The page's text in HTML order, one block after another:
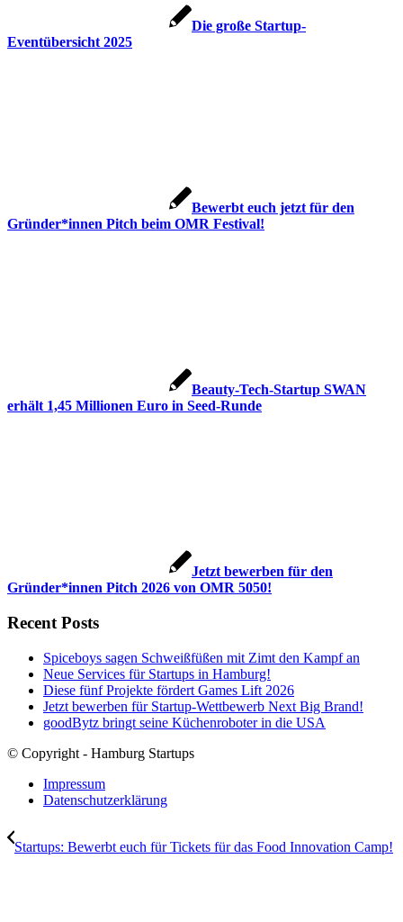
Die große Startup-
Eventübersicht 2025
Bewerbt euch jetzt für den
Gründer*innen Pitch beim OMR Festival!
Beauty-Tech-Startup SWAN
erhält 1,45 Millionen Euro in Seed-Runde
Jetzt bewerben für den
Gründer*innen Pitch 2026 von OMR 5050!
Recent Posts
Spiceboys sagen Schweißfüßen mit Zimt den Kampf an
Neue Services für Startups in Hamburg!
Diese fünf Projekte fördert Games Lift 2026
Jetzt bewerben für Startup-Wettbewerb Next Big Brand!
goodBytz bringt seine Küchenroboter in die USA
© Copyright - Hamburg Startups
Impressum
Datenschutzerklärung
Startups: Bewerbt euch für Tickets für das Food Innovation Camp!